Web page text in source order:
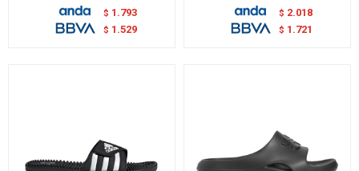
$ 1.793
$ 1.529
$ 2.018
$ 1.721